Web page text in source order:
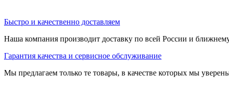
Быстро и качественно доставляем
Наша компания производит доставку по всей России и
Гарантия качества и сервисное обслуживание
Мы предлагаем только те товары, в качестве которых мы